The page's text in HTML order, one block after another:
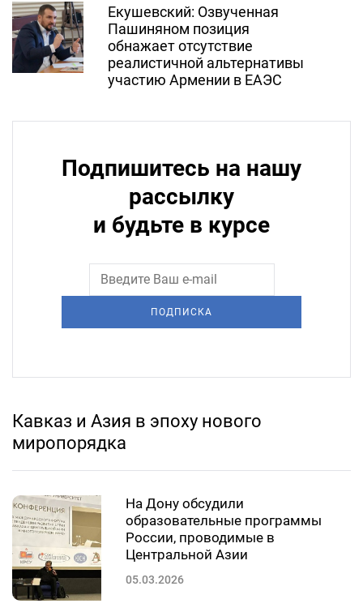
Екушевский: Озвученная
Пашиняном позиция
обнажает отсутствие
реалистичной альтернативы
участию Армении в ЕАЭС
Подпишитесь на нашу
рассылку
и будьте в курсе
ПОДПИСКА
Кавказ и Азия в эпоху нового
миропорядка
На Дону обсудили
образовательные программы
России, проводимые в
Центральной Азии
05.03.2026